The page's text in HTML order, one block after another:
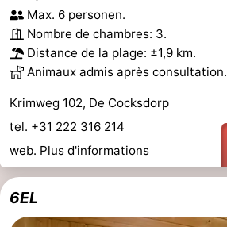
Max. 6 personen.
Nombre de chambres: 3.
Distance de la plage: ±1,9 km.
Animaux admis après consultation.
Krimweg 102, De Cocksdorp
tel. +31 222 316 214
web. Plus d'informations
6EL